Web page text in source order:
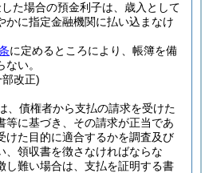
た場合の預金利子は、歳入として
かに指定金融機関に払い込まなけ
に定めるところにより、帳簿を備
い。
改正)
、債権者から支払の請求を受けた
等に基づき、その請求が正当であ
けた目的に適合するかを調査及び
、領収書を徴さなければならな
し難い場合は、支払を証明する書